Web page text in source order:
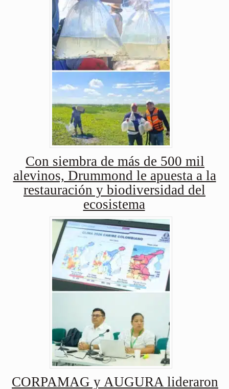
Con siembra de más de 500 mil
alevinos, Drummond le apuesta a la
restauración y biodiversidad del
ecosistema
CORPAMAG y AUGURA lideraron